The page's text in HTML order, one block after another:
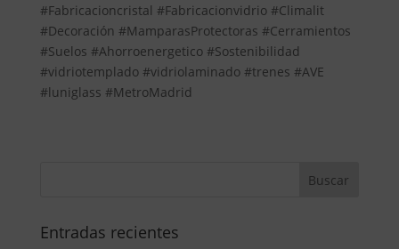
#Fabricacioncristal #Fabricacionvidrio #Climalit
#Decoración #MamparasProtectoras #Cerramientos
#Suelos #Ahorroenergetico #Sostenibilidad
#vidriotemplado #vidriolaminado #trenes #AVE
#luniglass #MetroMadrid
Entradas recientes